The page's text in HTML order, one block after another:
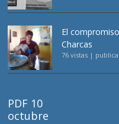
El
Charcas
76 vistas |
PDF 10
octubre